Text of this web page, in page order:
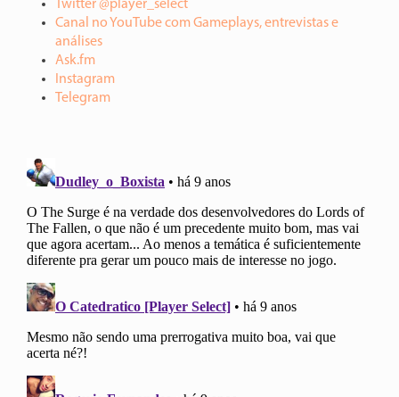
Twitter @player_select
Canal no YouTube com Gameplays, entrevistas e
análises
Ask.fm
Instagram
Telegram